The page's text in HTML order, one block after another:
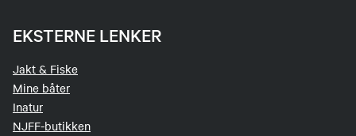
EKSTERNE LENKER
Jakt & Fiske
Mine båter
Inatur
NJFF-butikken